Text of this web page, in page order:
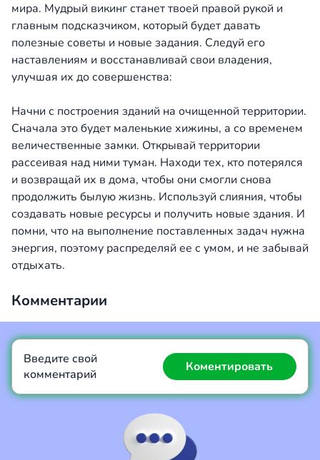
мира. Мудрый викинг станет твоей правой рукой и
главным подсказчиком, который будет давать
полезные советы и новые задания. Следуй его
наставлениям и восстанавливай свои владения,
улучшая их до совершенства:
Начни с построения зданий на очищенной территории.
Сначала это будет маленькие хижины, а со временем
величественные замки. Открывай территории
рассеивая над ними туман. Находи тех, кто потерялся
и возвращай их в дома, чтобы они смогли снова
продолжить былую жизнь. Используй слияния, чтобы
создавать новые ресурсы и получить новые здания. И
помни, что на выполнение поставленных задач нужна
энергия, поэтому распределяй ее с умом, и не забывай
отдыхать.
Комментарии
Введите свой
комментарий
Коментировать